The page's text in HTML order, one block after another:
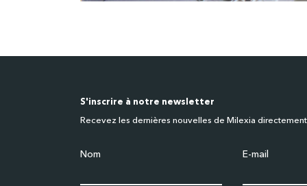
S'inscrire à notre newsletter
Recevez les dernières nouvelles de Milexia
Nom E-mail